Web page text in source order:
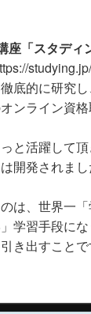
座「スタディ
底的に研究
ンライン資格
と活躍して
開発されまし
は、世界一
学習手段に
き出すことで